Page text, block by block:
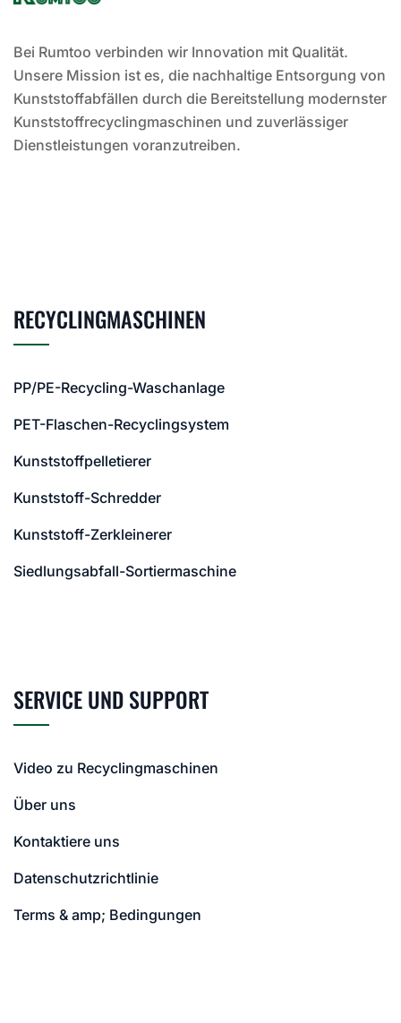
Bei Rumtoo verbinden wir Innovation mit Qualität.
Unsere Mission ist es, die nachhaltige Entsorgung von
Kunststoffabfällen durch die Bereitstellung modernster
Kunststoffrecyclingmaschinen und zuverlässiger
Dienstleistungen voranzutreiben.
RECYCLINGMASCHINEN
PP/PE-Recycling-Waschanlage
PET-Flaschen-Recyclingsystem
Kunststoffpelletierer
Kunststoff-Schredder
Kunststoff-Zerkleinerer
Siedlungsabfall-Sortiermaschine
SERVICE UND SUPPORT
Video zu Recyclingmaschinen
Über uns
Kontaktiere uns
Datenschutzrichtlinie
Terms & amp; Bedingungen